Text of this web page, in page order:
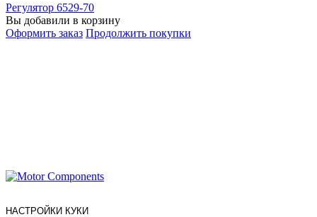
Регулятор 6529-70
Вы добавили в корзину
Оформить заказ Продолжить покупки
НАСТРОЙКИ КУКИ